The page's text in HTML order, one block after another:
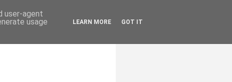
user-agent
usage
LEARN MORE GOT IT